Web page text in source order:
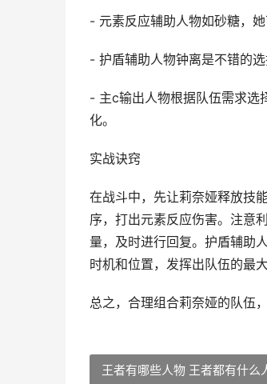
- 元素反应辅助人物如砂糖，
- 护盾辅助人物钟离是不错的
- 主c输出人物根据队伍需求选
化。
实战诀窍
在战斗中，先让莉奈娅释放技
序，打出元素反应伤害。注意
量，及时进行回复。护盾辅助
时机和位置，发挥出队伍的最
总之，合理组合莉奈娅的队伍
王者有哪些人物 王者都有什么